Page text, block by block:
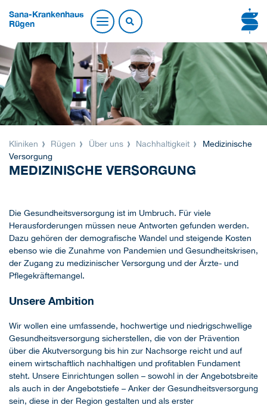
Sana-Krankenhaus
Rügen
Kliniken Rügen Über uns Nachhaltigkeit
Medizinische
Versorgung
MEDIZINISCHE VERSORGUNG
Die Gesundheitsversorgung ist im Umbruch. Für viele
Herausforderungen müssen neue Antworten gefunden werden.
Dazu gehören der demografische Wandel und steigende Kosten
ebenso wie die Zunahme von Pandemien und Gesundheitskrisen,
der Zugang zu medizinischer Versorgung und der Ärzte- und
Pflegekräftemangel.
Unsere Ambition
Wir wollen eine umfassende, hochwertige und niedrigschwellige
Gesundheitsversorgung sicherstellen, die von der Prävention
über die Akutversorgung bis hin zur Nachsorge reicht und auf
einem wirtschaftlich nachhaltigen und profitablen Fundament
steht. Unsere Einrichtungen sollen – sowohl in der Angebotsbreite
als auch in der Angebotstiefe – Anker der Gesundheitsversorgung
sein, diese in der Region gestalten und als erster